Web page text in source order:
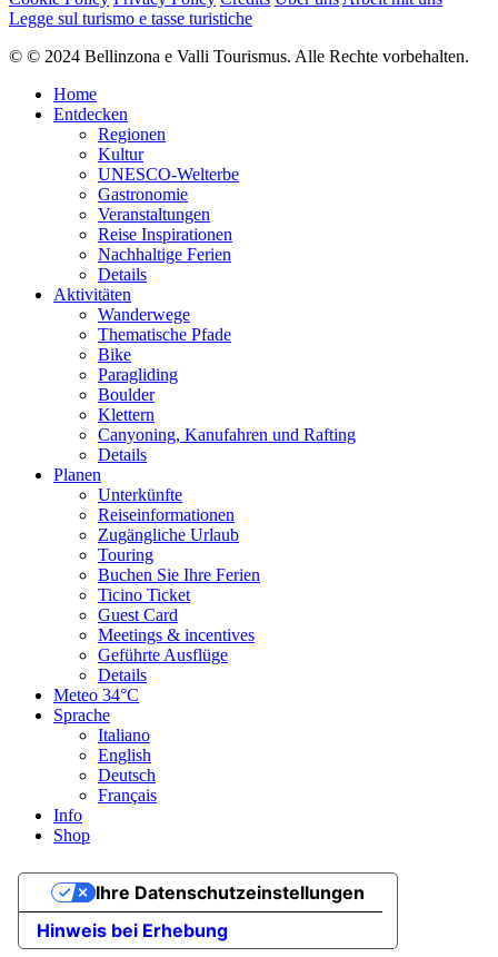
Legge sul turismo e tasse turistiche
© © 2024 Bellinzona e Valli Tourismus. Alle Rechte vorbehalten.
Home
Entdecken
Regionen
Kultur
UNESCO-Welterbe
Gastronomie
Veranstaltungen
Reise Inspirationen
Nachhaltige Ferien
Details
Aktivitäten
Wanderwege
Thematische Pfade
Bike
Paragliding
Boulder
Klettern
Canyoning, Kanufahren und Rafting
Details
Planen
Unterkünfte
Reiseinformationen
Zugängliche Urlaub
Touring
Buchen Sie Ihre Ferien
Ticino Ticket
Guest Card
Meetings & incentives
Geführte Ausflüge
Details
Meteo 34°C
Sprache
Italiano
English
Deutsch
Français
Info
Shop
Hinweis bei Erhebung
Ihre Datenschutzeinstellungen